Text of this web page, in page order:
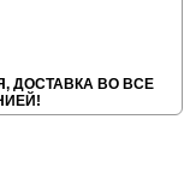
ДОСТАВКА ВО ВСЕ